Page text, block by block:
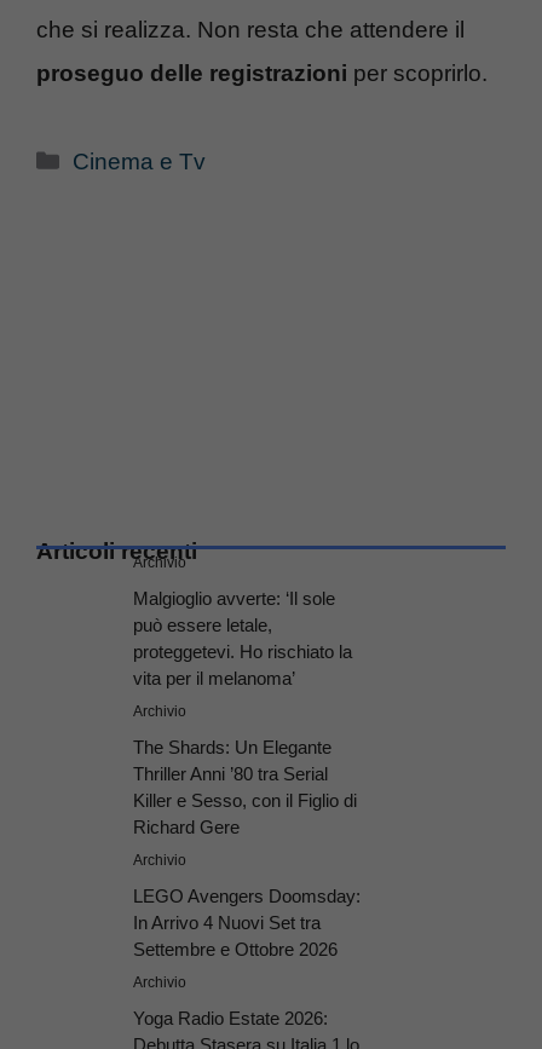
che si realizza. Non resta che attendere il
proseguo delle registrazioni per scoprirlo.
Categorie
Cinema e Tv
Articoli recenti
Archivio
Malgioglio avverte: ‘Il sole
può essere letale,
proteggetevi. Ho rischiato la
vita per il melanoma’
Archivio
The Shards: Un Elegante
Thriller Anni ’80 tra Serial
Killer e Sesso, con il Figlio di
Richard Gere
Archivio
LEGO Avengers Doomsday:
In Arrivo 4 Nuovi Set tra
Settembre e Ottobre 2026
Archivio
Yoga Radio Estate 2026:
Debutta Stasera su Italia 1 lo